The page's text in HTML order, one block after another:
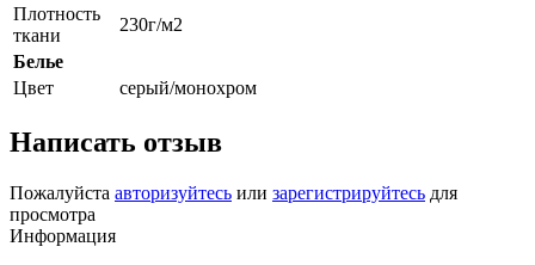
Плотность
ткани
230г/м2
Белье
Цвет
серый/монохром
Написать отзыв
Пожалуйста авторизуйтесь или зарегистрируйтесь для
просмотра
Информация